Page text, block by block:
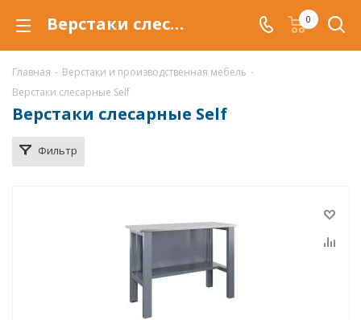
Верстаки слесарные купить по низкой цене в Уфе 0
Главная - Верстаки и производственная мебель -
Верстаки слесарные Self
Верстаки слесарные Self
Фильтр